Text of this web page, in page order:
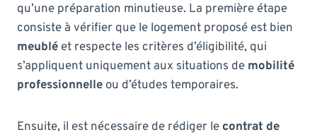
qu’une préparation minutieuse. La première étape
consiste à vérifier que le logement proposé est bien
meublé et respecte les critères d’éligibilité, qui
s’appliquent uniquement aux situations de mobilité
professionnelle ou d’études temporaires.
Ensuite, il est nécessaire de rédiger le contrat de